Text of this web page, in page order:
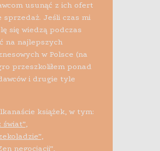
usunąć z ich ofert
sprzedaż. Jeśli czas mi
się wiedzą podczas
na najlepszych
w Polsce (na
przeszkoliłem ponad
i drugie tyle
książek, w tym:
świat”,
,
negocjacji”,